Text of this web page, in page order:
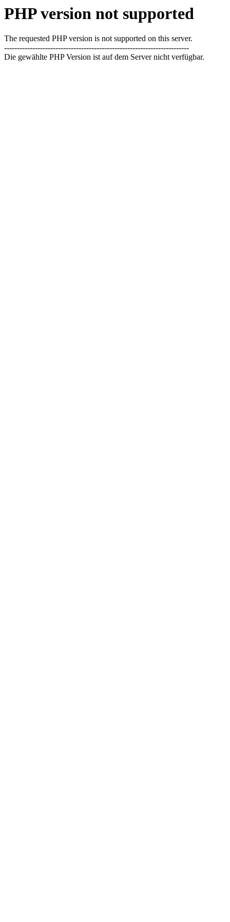
PHP version not supported
The requested PHP version is not supported on this server.
------------------------------------------------------------------------
Die gewählte PHP Version ist auf dem Server nicht verfügbar.